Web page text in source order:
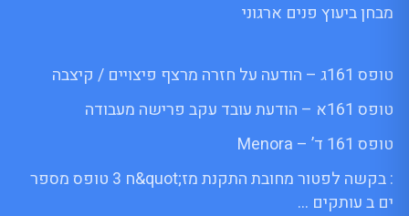
מבחן ביעוץ פנים ארגוני
טופס 161ג – הודעה על חזרה מרצף פיצויים / קיצבה
טופס 161א – הודעת עובד עקב פרישה מעבודה
טופס 161 ד’ – Menora
: בקשה לפטור מחובת התקנת מז;quot&ח 3 טופס מספר
ים ב עותקים …